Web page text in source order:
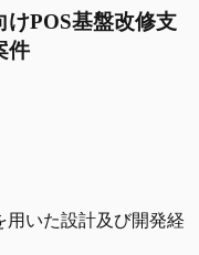
けPOS基盤改修支
件
用いた設計及び開発経